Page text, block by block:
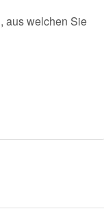
aus welchen Sie